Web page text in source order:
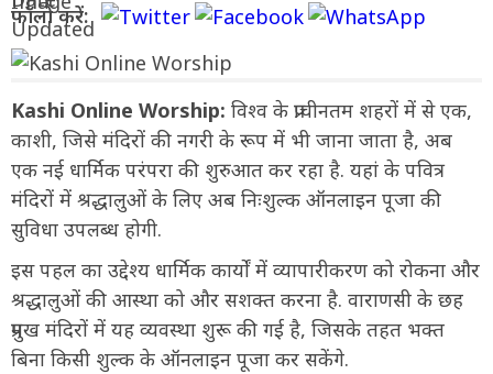
फॉलो करें:
Kashi Online Worship: विश्व के प्राचीनतम शहरों में से एक,
काशी, जिसे मंदिरों की नगरी के रूप में भी जाना जाता है, अब
एक नई धार्मिक परंपरा की शुरुआत कर रहा है. यहां के पवित्र
मंदिरों में श्रद्धालुओं के लिए अब निःशुल्क ऑनलाइन पूजा की
सुविधा उपलब्ध होगी.
इस पहल का उद्देश्य धार्मिक कार्यों में व्यापारीकरण को रोकना और
श्रद्धालुओं की आस्था को और सशक्त करना है. वाराणसी के छह
प्रमुख मंदिरों में यह व्यवस्था शुरू की गई है, जिसके तहत भक्त
बिना किसी शुल्क के ऑनलाइन पूजा कर सकेंगे.